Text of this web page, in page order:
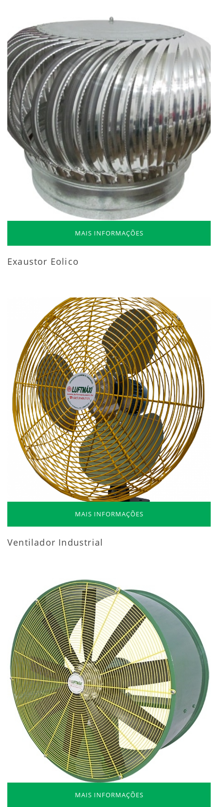
MAIS INFORMAÇÕES
Exaustor Eolico
MAIS INFORMAÇÕES
Ventilador Industrial
MAIS INFORMAÇÕES